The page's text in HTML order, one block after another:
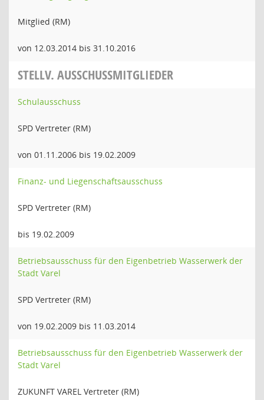
Mitglied (RM)
von 12.03.2014 bis 31.10.2016
STELLV. AUSSCHUSSMITGLIEDER
Schulausschuss
SPD Vertreter (RM)
von 01.11.2006 bis 19.02.2009
Finanz- und Liegenschaftsausschuss
SPD Vertreter (RM)
bis 19.02.2009
Betriebsausschuss für den Eigenbetrieb Wasserwerk der
Stadt Varel
SPD Vertreter (RM)
von 19.02.2009 bis 11.03.2014
Betriebsausschuss für den Eigenbetrieb Wasserwerk der
Stadt Varel
ZUKUNFT VAREL Vertreter (RM)